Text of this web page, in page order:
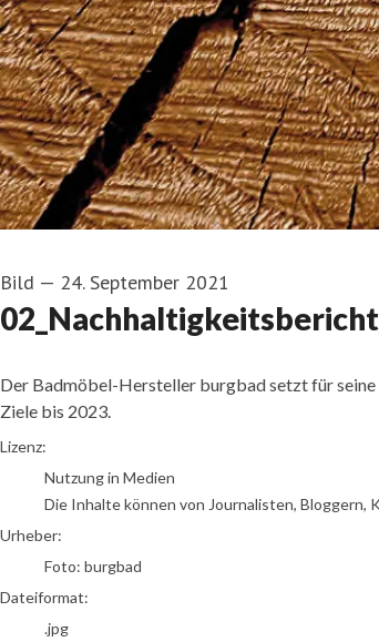
Bild — 24. September 2021
Der Badmöbel-Hersteller burgbad setzt für seine
Ziele bis 2023.
Foto: burgbad
Lizenz:
Nutzung in Medien
Die Inhalte können von Journalisten,
Urheber:
Foto: burgbad
Dateiformat:
.jpg